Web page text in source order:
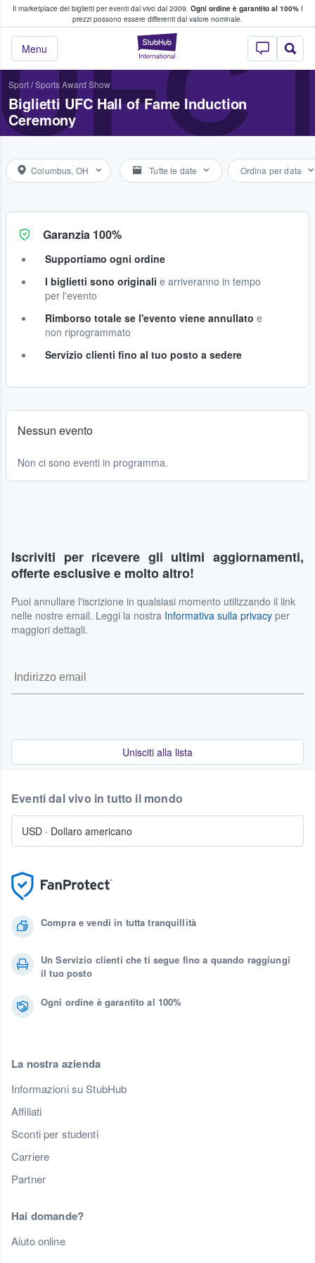
Il marketplace dei biglietti per eventi dal vivo dal 2009. Ogni ordine è garantito al 100%I
prezzi possono essere differenti dal valore nominale.
StubHub - Dove
Menu
fan comprano e vendono biglietti
Sport/Sports Award Show
Biglietti UFC Hall of Fame Induction
Ceremony
Columbus, OH Tutte le date Ordina per data
Garanzia 100%
Supportiamo ogni ordine
I biglietti sono originali e arriveranno in tempo
per l'evento
Rimborso totale se l'evento viene annullato e
non riprogrammato
Servizio clienti fino al tuo posto a sedere
Nessun evento
Non ci sono eventi in programma.
Iscriviti per ricevere gli ultimi aggiornamenti,
offerte esclusive e molto altro!
Puoi annullare l'iscrizione in qualsiasi momento utilizzando il link
nelle nostre email. Leggi la nostra Informativa sulla privacy per
maggiori dettagli.
Unisciti alla lista
Compra e vendi in tutta tranquillità
Un Servizio clienti che ti segue fino a quando raggiungi
il tuo posto
Ogni ordine è garantito al 100%
La nostra azienda
Informazioni su StubHub
Affiliati
Sconti per studenti
Carriere
Partner
Hai domande?
Aiuto online
Eventi dal vivo in tutto il mondo
USD · Dollaro americano